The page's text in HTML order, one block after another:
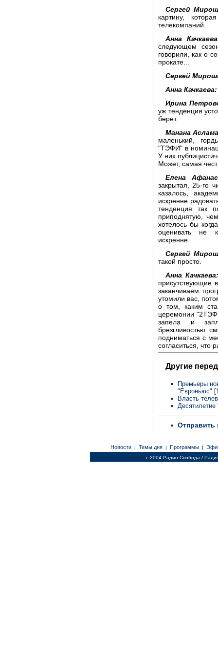
Сергей
картину,
телекомпаний.
Анна
следующем
говорили, как о
прокате...
Сергей
Анна Качкаева:
Ирина
уж тенденция
берет.
Манана
маленький,
"ТЭФИ" в
У них
Может, самая
Елена
закрытая, 25-го
казалось,
искренне
тенденция так
приподнятую,
хотелось бы
оценивать не
искренне.
Сергей
такой просто.
Анна Качкаева:
присутствующие
заканчиваем
утомили вас,
о том, каким
церемонии
запела и
брезгливостью
подниматься с
согласиться, что
Другие
Премьеры
"Евроньюс"
Власть
Отправить
Новости | Темы дня | Программы |
c 2004 Радио Свобода /